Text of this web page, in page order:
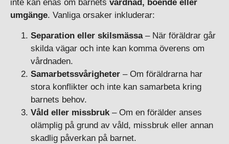
inte kan enas om barnets vårdnad, boende eller
umgänge. Vanliga orsaker inkluderar:
Separation eller skilsmässa– När föräldrar går
skilda vägar och inte kan komma överens om
vårdnaden.
Samarbetssvårigheter – Om föräldrarna har
stora konflikter och inte kan samarbeta kring
barnets behov.
Våld eller missbruk – Om en förälder anses
olämplig på grund av våld, missbruk eller annan
skadlig påverkan på barnet.